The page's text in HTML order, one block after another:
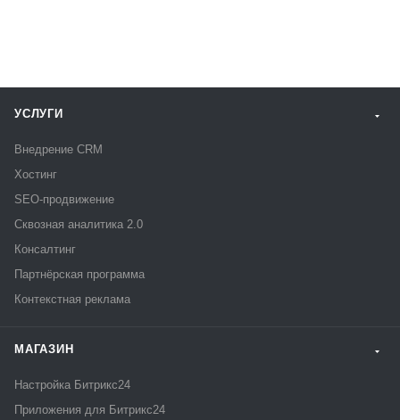
УСЛУГИ
Внедрение CRM
Хостинг
SEO-продвижение
Сквозная аналитика 2.0
Консалтинг
Партнёрская программа
Контекстная реклама
МАГАЗИН
Настройка Битрикс24
Приложения для Битрикс24